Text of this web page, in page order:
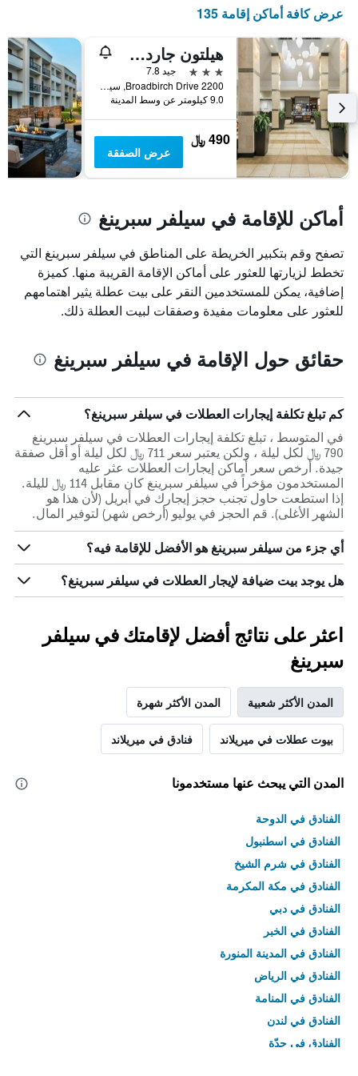
الذي
أيام
الأسبوع.
يتضمن
المخطط
التالي
1
محور
Y
الذي
سعر
غرفة
عرض كافة أماكن إقامة 135
هيلتون جاردن إن سيلفر سبرنج وايت أوك
3 نجوم
جيد 7.8
2200 Broadbirch Drive, سيلفر سبرينغ, MD, الولايات المتحدة الأميريكية
9.0 كيلومتر عن وسط المدينة
490 ﷼
عرض الصفقة
أماكن للإقامة في سيلفر سبرينغ
تصفح وقم بتكبير الخريطة على المناطق في سيلفر سبرينغ التي
تخطط لزيارتها للعثور على أماكن الإقامة القريبة منها. كميزة
إضافية، يمكن للمستخدمين النقر على بيت عطلة يثير اهتمامهم
للعثور على معلومات مفيدة وصفقات لبيت العطلة ذلك.
حقائق حول الإقامة في سيلفر سبرينغ
كم تبلغ تكلفة إيجارات العطلات في سيلفر سبرينغ؟
في المتوسط ، تبلغ تكلفة إيجارات العطلات في سيلفر سبرينغ
790 ﷼ لكل ليلة ، ولكن يعتبر سعر 711 ﷼ لكل ليلة أو أقل صفقة
جيدة. أرخص سعر أماكن إيجارات العطلات عثر عليه
المستخدمون مؤخراً في سيلفر سبرينغ كان مقابل 114 ﷼ لليلة.
إذا استطعت حاول تجنب حجز إيجارك في أبريل (لأن هذا هو
الشهر الأغلى). قم الحجز في يوليو (أرخص شهر) لتوفير المال.
أي جزء من سيلفر سبرينغ هو الأفضل للإقامة فيه؟
هل يوجد بيت ضيافة لإيجار العطلات في سيلفر سبرينغ؟
اعثر على نتائج أفضل لإقامتك في سيلفر
سبرينغ
المدن الأكثر شعبية المدن الأكثر شهرة
بيوت عطلات في ميريلاند فنادق في ميريلاند
المدن التي يبحث عنها مستخدمونا
الفنادق في الدوحة
الفنادق في اسطنبول
الفنادق في شرم الشيخ
الفنادق في مكة المكرمة
الفنادق في دبي
الفنادق في الخبر
الفنادق في المدينة المنورة
الفنادق في الرياض
الفنادق في المنامة
الفنادق في لندن
الفنادق في جدّة